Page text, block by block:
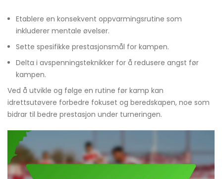
Etablere en konsekvent oppvarmingsrutine som
inkluderer mentale øvelser.
Sette spesifikke prestasjonsmål for kampen.
Delta i avspenningsteknikker for å redusere angst før
kampen.
Ved å utvikle og følge en rutine før kamp kan
idrettsutøvere forbedre fokuset og beredskapen, noe som
bidrar til bedre prestasjon under turneringen.